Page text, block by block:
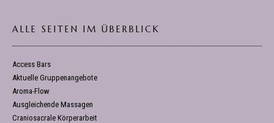
ALLE SEITEN IM ÜBERBLICK
Access Bars
Aktuelle Gruppenangebote
Aroma-Flow
Ausgleichende Massagen
Craniosacrale Körperarbeit